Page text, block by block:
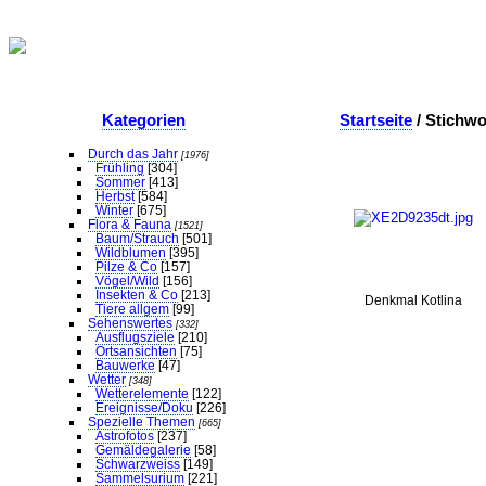
Kategorien
Durch das Jahr [1976]
Frühling [304]
Sommer [413]
Herbst [584]
Winter [675]
Flora & Fauna [1521]
Baum/Strauch [501]
Wildblumen [395]
Pilze & Co [157]
Vögel/Wild [156]
Insekten & Co [213]
Tiere allgem [99]
Sehenswertes [332]
Ausflugsziele [210]
Ortsansichten [75]
Bauwerke [47]
Wetter [348]
Wetterelemente [122]
Ereignisse/Doku [226]
Spezielle Themen [665]
Astrofotos [237]
Gemäldegalerie [58]
Schwarzweiss [149]
Sammelsurium [221]
Startseite /
Denkmal Kotlina